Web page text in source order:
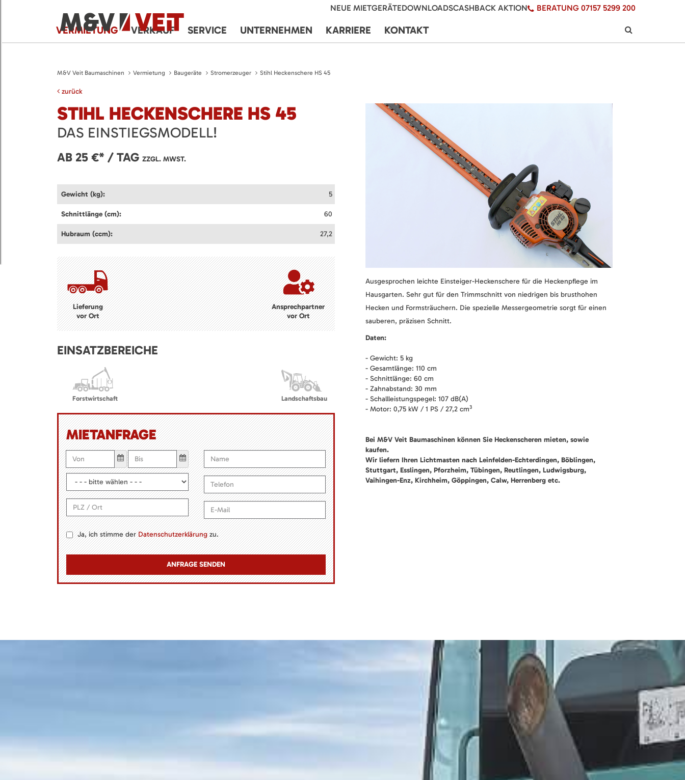
NEUE MIETGERÄTEDOWNLOADSCASHBACK AKTION BERATUNG 07157 5299 200
VERMIETUNG VERKAUF SERVICE UNTERNEHMEN KARRIERE KONTAKT
M&V Veit Baumaschinen Vermietung Baugeräte Stromerzeuger Stihl Heckenschere HS 45
zurück
STIHL HECKENSCHERE HS 45
DAS EINSTIEGSMODELL!
AB 25 €* / TAG ZZGL. MWST.
Gewicht (kg): 5
Schnittlänge (cm): 60
Hubraum (ccm): 27,2
Lieferung
vor Ort
Ansprechpartner
vor Ort
EINSATZBEREICHE
Forstwirtschaft Landschaftsbau
MIETANFRAGE
Ja, ich stimme derDatenschutzerklärungzu.
Ausgesprochen leichte Einsteiger-Heckenschere für die Heckenpflege im
Hausgarten. Sehr gut für den Trimmschnitt von niedrigen bis brusthohen
Hecken und Formsträuchern. Die spezielle Messergeometrie sorgt für einen
sauberen, präzisen Schnitt.
Daten:
- Gewicht: 5 kg
- Gesamtlänge: 110 cm
- Schnittlänge: 60 cm
- Zahnabstand: 30 mm
- Schallleistungspegel: 107 dB(A)
- Motor: 0,75 kW / 1 PS / 27,2 cm3
Bei M&V Veit Baumaschinen können Sie Heckenscheren mieten, sowie
kaufen.
Wir liefern Ihren Lichtmasten nach Leinfelden-Echterdingen, Böblingen,
Stuttgart, Esslingen, Pforzheim, Tübingen, Reutlingen, Ludwigsburg,
Vaihingen-Enz, Kirchheim, Göppingen, Calw, Herrenberg etc.